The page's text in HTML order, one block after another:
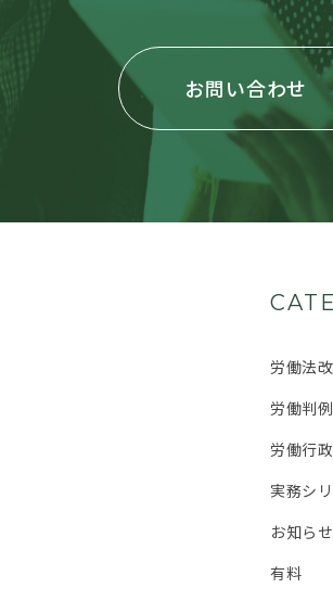
お問い合わせ
労働法
労働判例
労働行
実務シ
お知らせ
有料